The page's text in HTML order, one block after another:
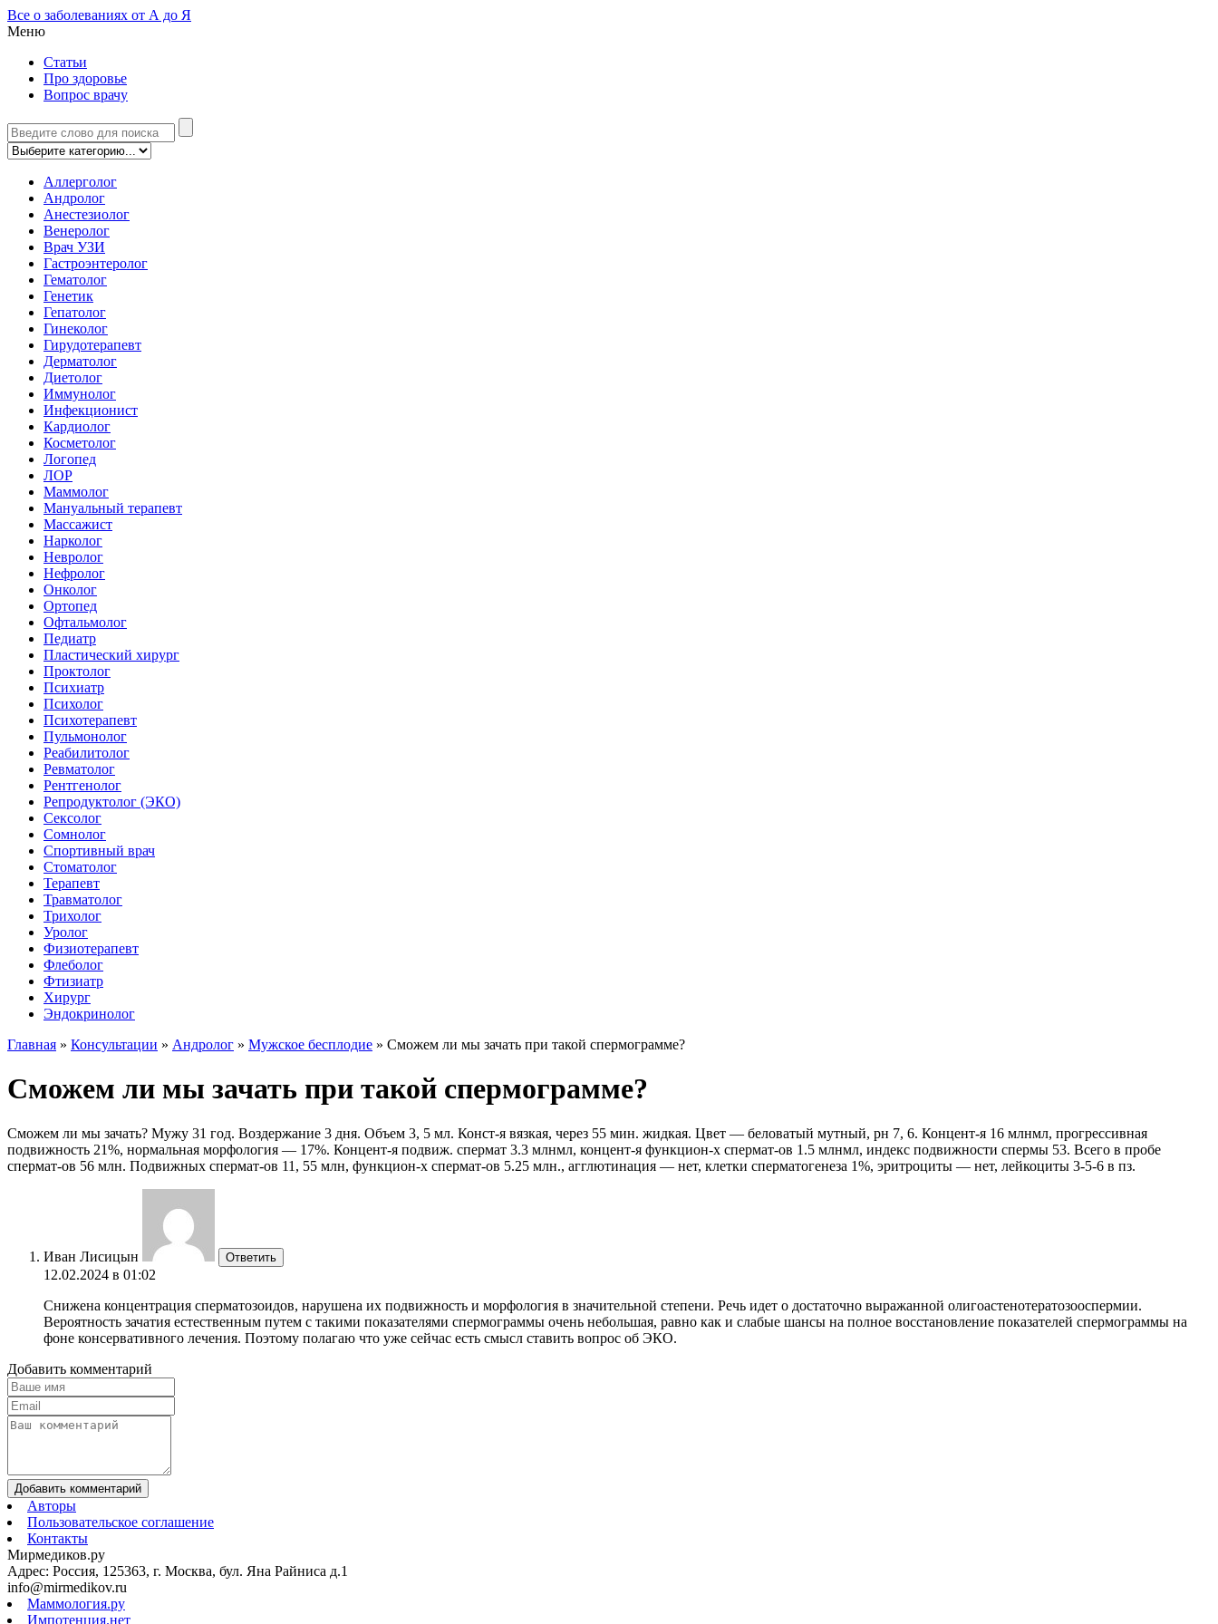
Все о заболеваниях от А до Я
Меню
Статьи
Про здоровье
Вопрос врачу
Аллерголог
Андролог
Анестезиолог
Венеролог
Врач УЗИ
Гастроэнтеролог
Гематолог
Генетик
Гепатолог
Гинеколог
Гирудотерапевт
Дерматолог
Диетолог
Иммунолог
Инфекционист
Кардиолог
Косметолог
Логопед
ЛОР
Маммолог
Мануальный терапевт
Массажист
Нарколог
Невролог
Нефролог
Онколог
Ортопед
Офтальмолог
Педиатр
Пластический хирург
Проктолог
Психиатр
Психолог
Психотерапевт
Пульмонолог
Реабилитолог
Ревматолог
Рентгенолог
Репродуктолог (ЭКО)
Сексолог
Сомнолог
Спортивный врач
Стоматолог
Терапевт
Травматолог
Трихолог
Уролог
Физиотерапевт
Флеболог
Фтизиатр
Хирург
Эндокринолог
Главная » Консультации » Андролог » Мужское бесплодие » Сможем ли мы зачать при такой спермограмме?
Сможем ли мы зачать при такой спермограмме?
Сможем ли мы зачать? Мужу 31 год. Воздержание 3 дня. Объем 3, 5 мл. Конст-я вязкая, через 55 мин. жидкая. Цвет — беловатый мутный, рн 7, 6. Концент-я 16 млнмл, прогрессивная
подвижность 21%, нормальная морфология — 17%. Концент-я подвиж. спермат 3.3 млнмл, концент-я функцион-х спермат-ов 1.5 млнмл, индекс подвижности спермы 53. Всего в пробе
спермат-ов 56 млн. Подвижных спермат-ов 11, 55 млн, функцион-х спермат-ов 5.25 млн., агглютинация — нет, клетки сперматогенеза 1%, эритроциты — нет, лейкоциты 3-5-6 в пз.
Иван Лисицын Ответить
12.02.2024 в 01:02
Снижена концентрация сперматозоидов, нарушена их подвижность и морфология в значительной степени. Речь идет о достаточно выражанной олигоастенотератозооспермии.
Вероятность зачатия естественным путем с такими показателями спермограммы очень небольшая, равно как и слабые шансы на полное восстановление показателей спермограммы на
фоне консервативного лечения. Поэтому полагаю что уже сейчас есть смысл ставить вопрос об ЭКО.
Добавить комментарий
Добавить комментарий
Авторы
Пользовательское соглашение
Контакты
Мирмедиков.ру
Адрес: Россия, 125363, г. Москва, бул. Яна Райниса д.1
info@mirmedikov.ru
Маммология.ру
Импотенция.нет